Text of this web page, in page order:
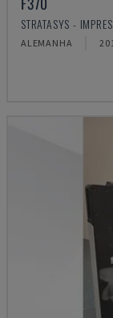
STRATASYS -
ALEMANHA